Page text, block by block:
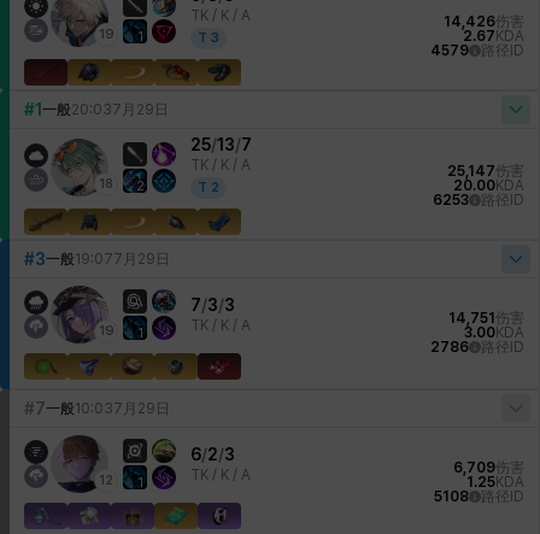
19 1
TK / K / A
T 3
14,426伤害
2.67 KDA
4579
路径ID
#1 一般20:037月29日
18 2
25/13/7
TK / K / A
T 2
25,147伤害
20.00KDA
6253
路径ID
#3一般19:077月29日
19 1
7/3/3
TK / K / A 14,751 伤害
3.00KDA
2786
路径ID
#7一般10:037月29日
12 1
6/2/3
TK / K / A 6,709伤害
1.25KDA
5108
路径ID